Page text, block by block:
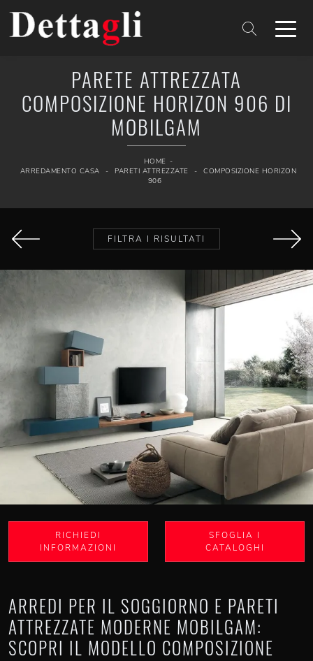
PARETE ATTREZZATA
COMPOSIZIONE HORIZON 906 DI
MOBILGAM
HOME -
ARREDAMENTO CASA
- PARETI ATTREZZATE -
COMPOSIZIONE HORIZON
906
FILTRA I RISULTATI
RICHIEDI
INFORMAZIONI
SFOGLIA I
CATALOGHI
ARREDI PER IL SOGGIORNO E PARETI
ATTREZZATE MODERNE MOBILGAM:
SCOPRI IL MODELLO COMPOSIZIONE